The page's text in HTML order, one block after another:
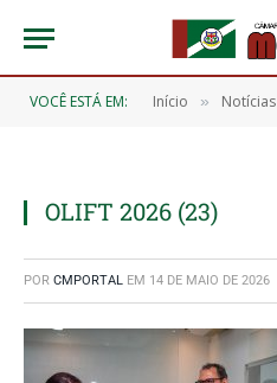
VOCÊ ESTÁ EM: Início » Notícias
OLIFT 2026 (23)
POR CMPORTAL EM 14 DE MAIO DE 2026